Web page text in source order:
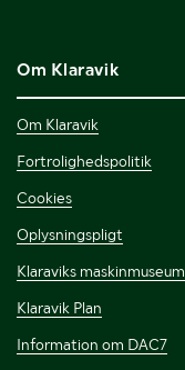
Om Klaravik
Om Klaravik
Fortrolighedspolitik
Cookies
Oplysningspligt
Klaraviks maskinmuseum
Klaravik Plan
Information om DAC7